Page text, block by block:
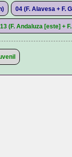
04 (F. Alavesa + F.
13 (F. Andaluza [este] +